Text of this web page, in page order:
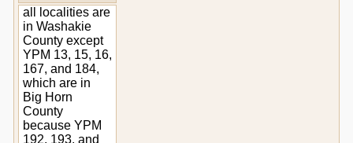
all localities are
in Washakie
County except
YPM 13, 15, 16,
167, and 184,
which are in
Big Horn
County
because YPM
192, 193, and